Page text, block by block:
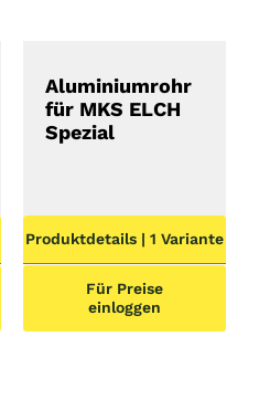
Aluminiumrohr
für MKS ELCH
Spezial
Produktdetails | 1 Variante
Für Preise
einloggen